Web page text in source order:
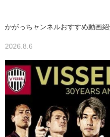
かがっちャンネルおすすめ動画
2026.8.6